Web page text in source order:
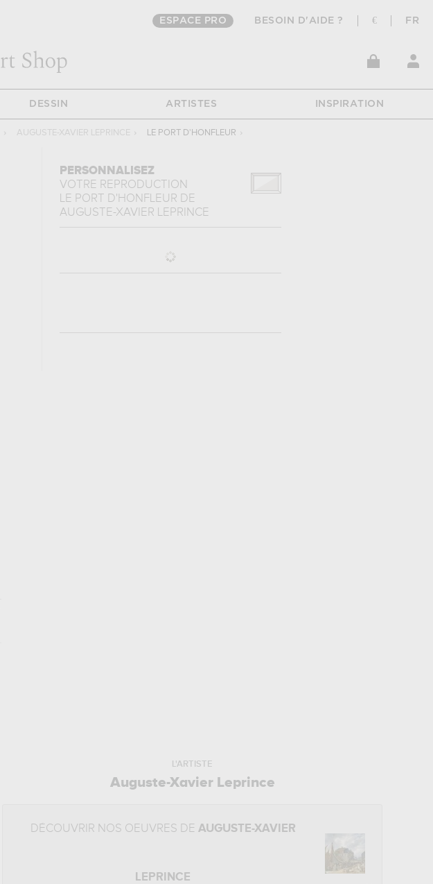
ESPACE PRO BESOIN D'AIDE ? € FR
DESSIN ARTISTES INSPIRATION
› AUGUSTE-XAVIER LEPRINCE › LE PORT D'HONFLEUR ›
PERSONNALISEZ
VOTRE REPRODUCTION
LE PORT D'HONFLEUR DE
AUGUSTE-XAVIER LEPRINCE
L'ARTISTE
Auguste-Xavier Leprince
DÉCOUVRIR NOS OEUVRES DE AUGUSTE-XAVIER
LEPRINCE